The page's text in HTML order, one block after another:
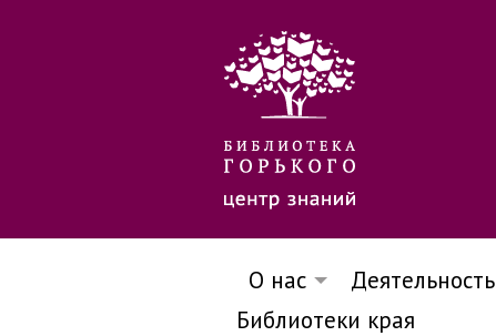
О нас Деятельность
Библиотеки края